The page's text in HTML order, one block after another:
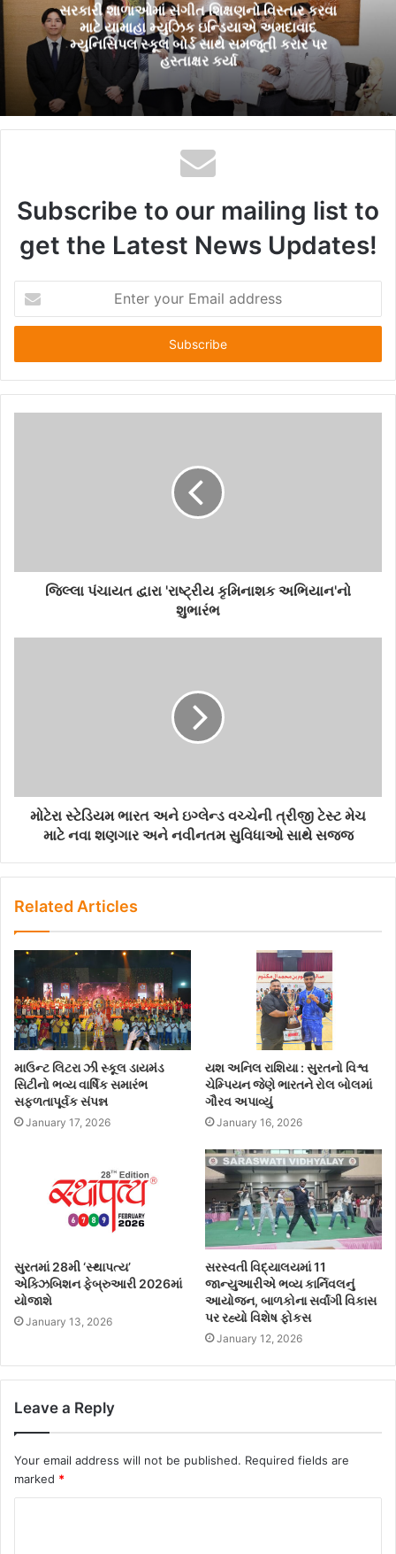
સરકારી શાળાઓમાં સંગીત શિક્ષણનો વિસ્તાર કરવા
માટે યામાહા મ્યુઝિક ઇન્ડિયાએ અમદાવાદ
મ્યુનિસિપલ સ્કૂલ બોર્ડ સાથે સમજૂતી કરાર પર
હસ્તાક્ષર કર્યા
Subscribe to our mailing list to
get the Latest News Updates!
t
r
y
d
જિલ્લા પંચાયત દ્વારા 'રાષ્ટ્રીય કૃમિનાશક અભિયાન'નો
શુભારંભ
મોટેરા સ્ટેડિયમ ભારત અને ઇગ્લેન્ડ વચ્ચેની ત્રીજી ટેસ્ટ મેચ
માટે નવા શણગાર અને નવીનતમ સુવિધાઓ સાથે સજ્જ
Related Articles
માઉન્ટ લિટરા ઝી સ્કૂલ ડાયમંડ
સિટીનો ભવ્ય વાર્ષિક સમારંભ
સફળતાપૂર્વક સંપન્ન
January 17, 2026
યશ અનિલ રાશિયા : સુરતનો વિશ્વ
ચેમ્પિયન જેણે ભારતને રોલ બોલમાં
ગૌરવ અપાવ્યું
January 16, 2026
સુરતમાં 28મી ‘સ્થાપત્ય’
એક્ઝિબિશન ફેબ્રુઆરી 2026માં
યોજાશે
January 13, 2026
સરસ્વતી વિદ્યાલયમાં 11
જાન્યુઆરીએ ભવ્ય કાર્નિવલનું
આયોજન, બાળકોના સર્વાંગી વિકાસ
પર રહ્યો વિશેષ ફોકસ
January 12, 2026
Leave a Reply
Your email address will not be published. Required fields are
marked *